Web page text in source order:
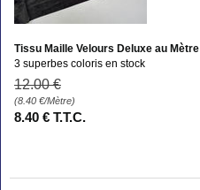
Tissu Maille Velours Deluxe au Mètre
3 superbes coloris en stock
12.00 €
(8.40 €/Mètre)
8.40 € T.T.C.